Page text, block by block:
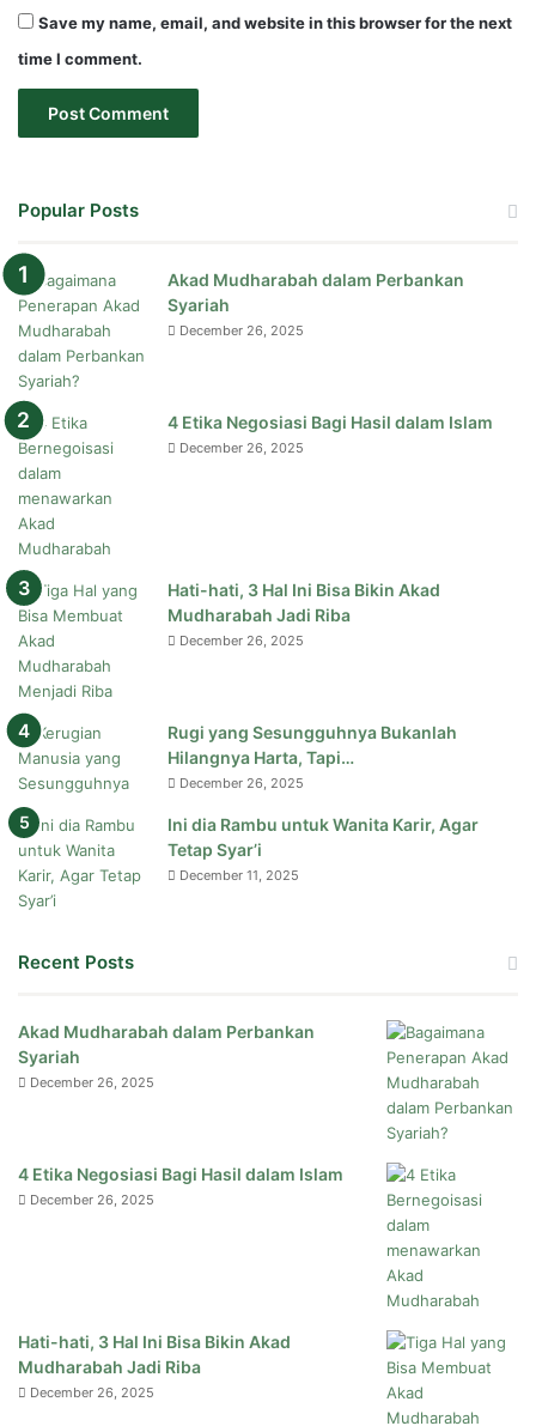
Save my name, email, and website in this browser for the next
time I comment.
Popular Posts
Akad Mudharabah dalam Perbankan
Syariah
December 26, 2025
4 Etika Negosiasi Bagi Hasil dalam Islam
December 26, 2025
Hati-hati, 3 Hal Ini Bisa Bikin Akad
Mudharabah Jadi Riba
December 26, 2025
Rugi yang Sesungguhnya Bukanlah
Hilangnya Harta, Tapi…
December 26, 2025
Ini dia Rambu untuk Wanita Karir, Agar
Tetap Syar’i
December 11, 2025
Recent Posts
Akad Mudharabah dalam Perbankan
Syariah
December 26, 2025
4 Etika Negosiasi Bagi Hasil dalam Islam
December 26, 2025
Hati-hati, 3 Hal Ini Bisa Bikin Akad
Mudharabah Jadi Riba
December 26, 2025